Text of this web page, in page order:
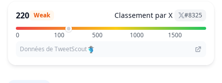
220 Weak Classement par X #8325
0 100 500 1000
1500
Données de TweetScout